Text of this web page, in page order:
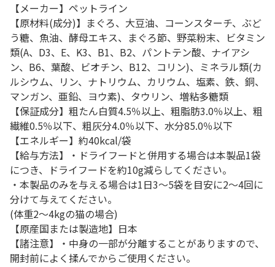
【メーカー】ペットライン
【原材料(成分)】まぐろ、大豆油、コーンスターチ、ぶど
う糖、魚油、酵母エキス、まぐろ節、野菜粉末、ビタミン
類(A、D3、E、K3、B1、B2、パントテン酸、ナイアシ
ン、B6、葉酸、ビオチン、B12、コリン)、ミネラル類(カ
ルシウム、リン、ナトリウム、カリウム、塩素、鉄、銅、
マンガン、亜鉛、ヨウ素)、タウリン、増粘多糖類
【保証成分】粗たん白質4.5％以上、粗脂肪3.0％以上、粗
繊維0.5％以下、粗灰分4.0％以下、水分85.0％以下
【エネルギー】約40kcal/袋
【給与方法】・ドライフードと併用する場合は本製品1袋
につき、ドライフードを約10g減らしてください。
・本製品のみを与える場合は1日3～5袋を目安に2～4回に
分けて与えてください。
(体重2～4kgの猫の場合)
【原産国または製造地】日本
【諸注意】・中身の一部が分離することがありますので、
開封前によく揉んでからご使用ください。